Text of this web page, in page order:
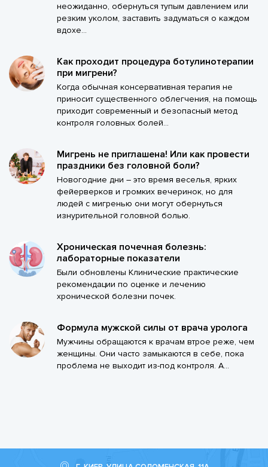
неожиданно, обернуться тупым давлением или
резким уколом, заставить задуматься о каждом
вдохе...
Как проходит процедура ботулинотерапии
при мигрени?
Когда обычная консервативная терапия не
приносит существенного облегчения, на помощь
приходит современный и безопасный метод
контроля головных болей...
Мигрень не приглашена! Или как провести
праздники без головной боли?
Новогодние дни – это время веселья, ярких
фейерверков и громких вечеринок, но для
людей с мигренью они могут обернуться
изнурительной головной болью.
Хроническая почечная болезнь:
лабораторные показатели
Были обновлены Клинические практические
рекомендации по оценке и лечению
хронической болезни почек.
Формула мужской силы от врача уролога
Мужчины обращаются к врачам втрое реже, чем
женщины. Они часто замыкаются в себе, пока
проблема не выходит из-под контроля. А...